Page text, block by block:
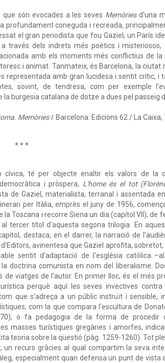
són evocades a les seves Memòriesd'una
profundament coneguda i recreada,
el gran periodista que fou Gaziel; un París
través dels indrets més poètics i misteriosos,
amb els moments més conflictius de la
i animat. Tanmateix, és Barcelona, la ciutat
representada amb gran lucidesa i sentit crític, i
sovint, de tendresa, com per exemple
burgesia catalana de dotze a dues pel passeig
Memòries I. Barcelona: Edicions 62 / La Caixa,
* * *
cívica, té per objecte enaltir els valors de la
i pròspera, L'home és el tot
de Gaziel, materialista, terranal i assentada
per Itàlia, emprès el juny de 1956,
la Toscana i recorre Siena un dia (capítol VII); de
tercer títol d'aquesta segona trilogia. En
destaca, en el darrer, la narració de
avinentesa que Gaziel aprofita,
sentit d'adaptació de l'església catòlica
doctrina comunista en nom del liberalisme.
de viatges de l'autor. En primer lloc, és el més
perquè aquí les seves invectives contra
que s'adreça a un públic instruït i sensible,
com la que compara l'escultura de
o fa pedagogia de la forma de procedir
masses turístiques gregàries i amorfes,
teoria sobre la qüestió (pàg. 1259-1260). Tot
un recurs gràcies al qual compartim la seva
especialment quan defensa un punt de vista